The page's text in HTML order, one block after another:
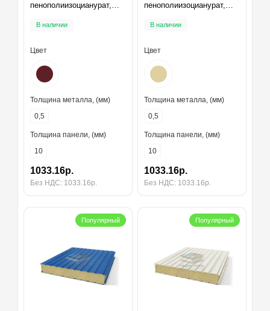
пенополиизоцианурат,
толщина 10 мм, RAL3005
В наличии
Цвет
Толщина металла, (мм)
0,5
Толщина панели, (мм)
10
1033.16р.
Без НДС: 1033.16р.
пенополиизоцианурат,
толщина 10 мм, RAL1014
В наличии
Цвет
Толщина металла, (мм)
0,5
Толщина панели, (мм)
10
1033.16р.
Без НДС: 1033.16р.
Популярный Популярный